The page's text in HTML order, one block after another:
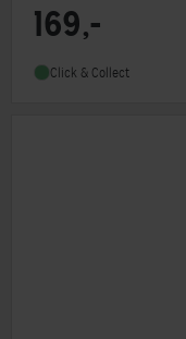
Monteringstype
169,-
Click & Collect